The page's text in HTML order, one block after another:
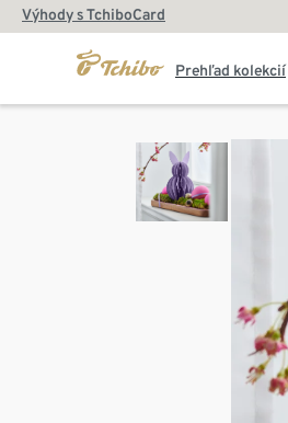
Výhody s TchiboCard
Prehľad kolekcií